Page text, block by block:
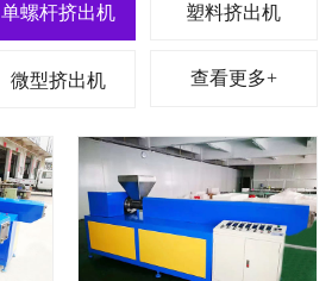
单螺杆挤出机 塑料挤出机
微型挤出机 查看更多+